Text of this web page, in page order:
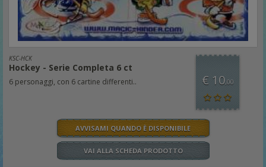
KSC-HCK
Hockey - Serie Completa 6 ct
6 personaggi, con 6 cartine differenti.. € 10,00
AVVISAMI QUANDO È DISPONIBILE
VAI ALLA SCHEDA PRODOTTO